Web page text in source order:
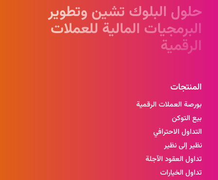
حلول البلوك تشين وتطوير
البرمجيات المالية للعملات
الرقمية
المنتجات
بورصة العملات الرقمية
بيع التوكن
التداول الاحترافي
نظير إلى نظير
تداول العقود الآجلة
تداول الخيارات